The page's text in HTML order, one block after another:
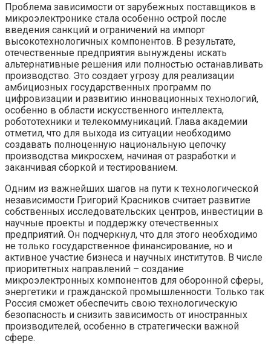
Проблема зависимости от зарубежных поставщиков в
микроэлектронике стала особенно острой после
введения санкций и ограничений на импорт
высокотехнологичных компонентов. В результате,
отечественные предприятия вынуждены искать
альтернативные решения или полностью останавливать
производство. Это создает угрозу для реализации
амбициозных государственных программ по
цифровизации и развитию инновационных технологий,
особенно в области искусственного интеллекта,
робототехники и телекоммуникаций. Глава академии
отметил, что для выхода из ситуации необходимо
создавать полноценную национальную цепочку
производства микросхем, начиная от разработки и
заканчивая сборкой и тестированием.
Одним из важнейших шагов на пути к технологической
независимости Григорий Красников считает развитие
собственных исследовательских центров, инвестиции в
научные проекты и поддержку отечественных
предприятий. Он подчеркнул, что для этого необходимо
не только государственное финансирование, но и
активное участие бизнеса и научных институтов. В числе
приоритетных направлений – создание
микроэлектронных компонентов для оборонной сферы,
энергетики и гражданской промышленности. Только так
Россия сможет обеспечить свою технологическую
безопасность и снизить зависимость от иностранных
производителей, особенно в стратегически важной
сфере.